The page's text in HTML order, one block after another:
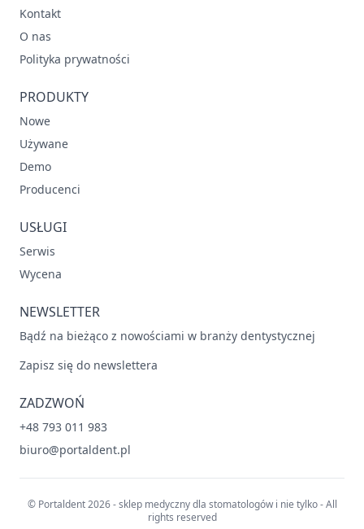
Kontakt
O nas
Polityka prywatności
PRODUKTY
Nowe
Używane
Demo
Producenci
USŁUGI
Serwis
Wycena
NEWSLETTER
Bądź na bieżąco z nowościami w branży dentystycznej
Zapisz się do newslettera
ZADZWOŃ
+48 793 011 983
biuro@portaldent.pl
© Portaldent 2026 - sklep medyczny dla stomatologów i nie tylko - All
rights reserved